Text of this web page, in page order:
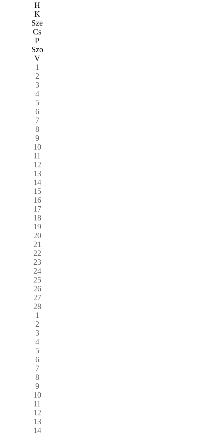
H
K
Sze
Cs
P
Szo
V
1
2
3
4
5
6
7
8
9
10
11
12
13
14
15
16
17
18
19
20
21
22
23
24
25
26
27
28
1
2
3
4
5
6
7
8
9
10
11
12
13
14